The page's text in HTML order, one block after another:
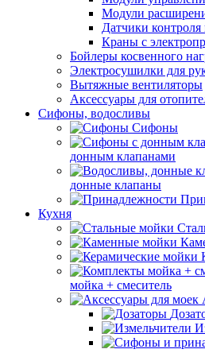
Модули
Датчики
Краны с
Бойлеры косвенного
Электросушилки для
Вытяжные вентиляторы
Аксессуары для
Сифоны, водосливы
Сифоны
донным клапанами
донные клапаны
Кухня
мойка + смеситель